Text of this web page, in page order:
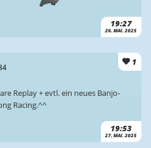
19:27
26. MAI. 2025
1
19:53
27. MAI. 2025
Replay + evtl. ein neues Banjo-
Racing.^^